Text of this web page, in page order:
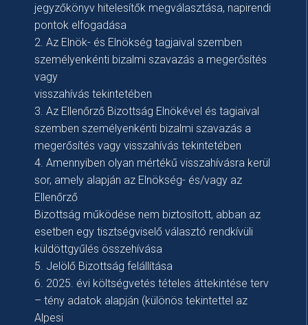
jegyzőkönyv hitelesítők megválasztása, napirendi
pontok elfogadása
2. Az Elnök- és Elnökség tagjaival szemben
személyenkénti bizalmi szavazás a megerősítés
vagy
visszahívás tekintetében
3. Az Ellenőrző Bizottság Elnökével és tagiaival
szemben személyenkénti bizalmi szavazás a
megerősítés vagy visszahívás tekintetében
4. Amennyiben olyan mértékű visszahívásra kerül
sor, amely alapján az Elnökség- és/vagy az
Ellenőrző
Bizottság működése nem biztosított, abban az
esetben egy tisztségviselő választó rendkívüli
küldöttgyűlés összehívása
5. Jelölő Bizottság felállítása
6. 2025. évi költségvetés tételes áttekintése terv
– tény adatok alapján (különös tekintettel az
Alpesi